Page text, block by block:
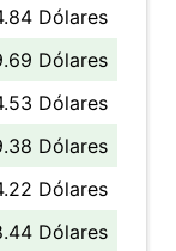
Dólares
Dólares
Dólares
Dólares
Dólares
Dólares